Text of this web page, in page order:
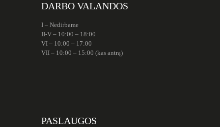
DARBO VALANDOS
I – Nedirbame
II-V – 10:00 – 18:00
VI – 10:00 – 17:00
VII – 10:00 – 15:00 (kas antrą)
PASLAUGOS